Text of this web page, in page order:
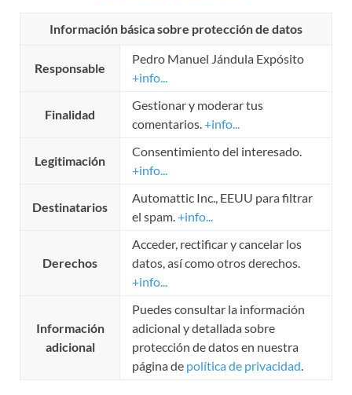
Información básica sobre protección de datos
Responsable
Pedro Manuel Jándula Expósito
+info...
Finalidad
Gestionar y moderar tus
comentarios.+info...
Legitimación
Consentimiento del interesado.
+info...
Destinatarios
Automattic Inc., EEUU para filtrar
el spam.+info...
Derechos
Acceder, rectificar y cancelar los
datos, así como otros derechos.
+info...
Información
adicional
Puedes consultar la información
adicional y detallada sobre
protección de datos en nuestra
página de política de privacidad.